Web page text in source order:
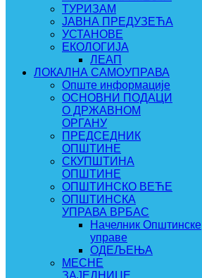
ТУРИЗАМ
ЈАВНА ПРЕДУЗЕЋА
УСТАНОВЕ
ЕКОЛОГИЈА
ЛЕАП
ЛОКАЛНА САМОУПРАВА
Опште информације
ОСНОВНИ ПОДАЦИ
О ДРЖАВНОМ
ОРГАНУ
ПРЕДСЕДНИК
ОПШТИНЕ
СКУПШТИНА
ОПШТИНЕ
ОПШТИНСКО ВЕЋЕ
ОПШТИНСКА
УПРАВА ВРБАС
Начелник Општинске
управе
ОДЕЉЕЊА
МЕСНЕ
ЗАЈЕДНИЦЕ